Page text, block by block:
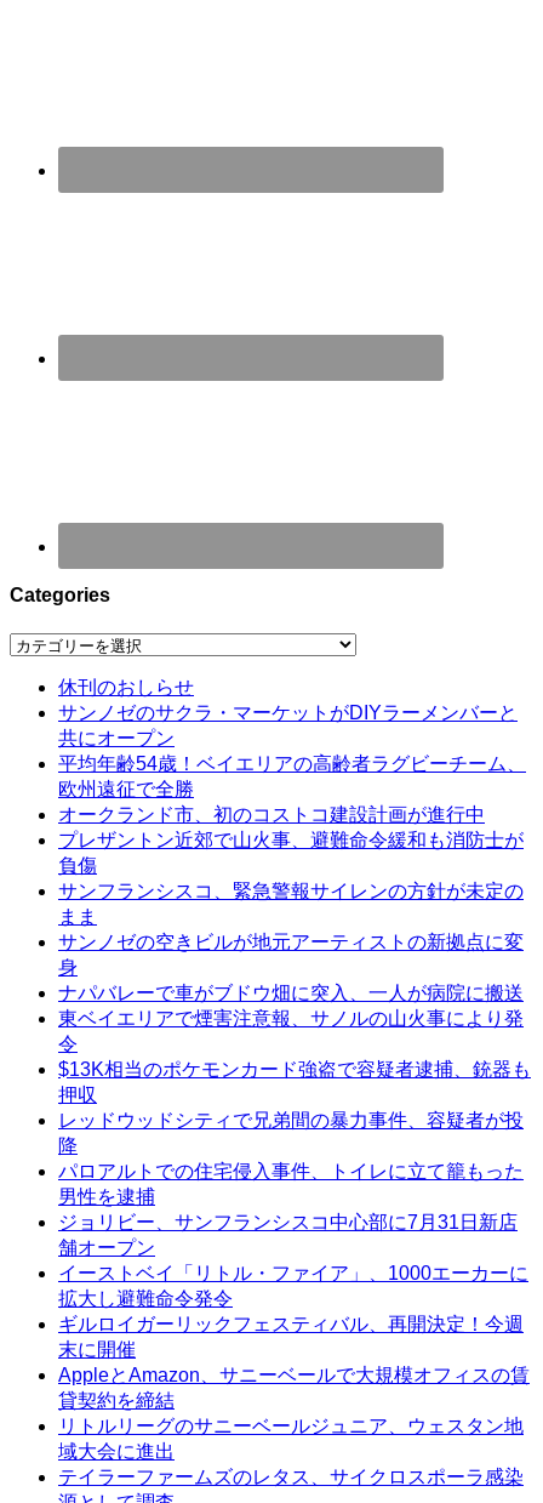
Categories
Categories
休刊のおしらせ
サンノゼのサクラ・マーケットがDIYラーメンバーと
共にオープン
平均年齢54歳！ベイエリアの高齢者ラグビーチーム、
欧州遠征で全勝
オークランド市、初のコストコ建設計画が進行中
プレザントン近郊で山火事、避難命令緩和も消防士が
負傷
サンフランシスコ、緊急警報サイレンの方針が未定の
まま
サンノゼの空きビルが地元アーティストの新拠点に変
身
ナパバレーで車がブドウ畑に突入、一人が病院に搬送
東ベイエリアで煙害注意報、サノルの山火事により発
令
$13K相当のポケモンカード強盗で容疑者逮捕、銃器も
押収
レッドウッドシティで兄弟間の暴力事件、容疑者が投
降
パロアルトでの住宅侵入事件、トイレに立て籠もった
男性を逮捕
ジョリビー、サンフランシスコ中心部に7月31日新店
舗オープン
イーストベイ「リトル・ファイア」、1000エーカーに
拡大し避難命令発令
ギルロイガーリックフェスティバル、再開決定！今週
末に開催
AppleとAmazon、サニーベールで大規模オフィスの賃
貸契約を締結
リトルリーグのサニーベールジュニア、ウェスタン地
域大会に進出
テイラーファームズのレタス、サイクロスポーラ感染